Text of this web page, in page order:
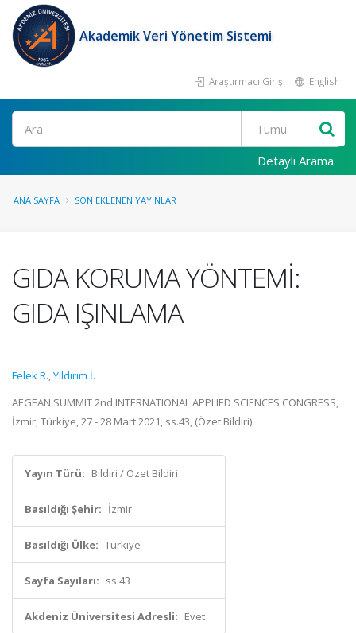
Akademik Veri Yönetim Sistemi
Araştırmacı Girişi English
Ara
Detaylı Arama
ANA SAYFA SON EKLENEN YAYINLAR
GIDA KORUMA YÖNTEMİ:
GIDA IŞINLAMA
Felek R.,Yıldırım İ.
AEGEAN SUMMIT 2nd INTERNATIONAL APPLIED SCIENCES CONGRESS,
İzmir, Türkiye, 27 - 28 Mart 2021, ss.43, (Özet Bildiri)
Yayın Türü: Bildiri / Özet Bildiri
Basıldığı Şehir: İzmir
Basıldığı Ülke: Türkiye
Sayfa Sayıları: ss.43
Akdeniz Üniversitesi Adresli: Evet